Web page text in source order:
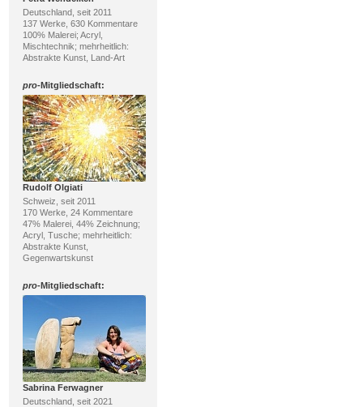
Deutschland, seit 2011
137 Werke, 630 Kommentare
100% Malerei; Acryl,
Mischtechnik; mehrheitlich:
Abstrakte Kunst, Land-Art
pro-Mitgliedschaft:
Rudolf Olgiati
Schweiz, seit 2011
170 Werke, 24 Kommentare
47% Malerei, 44% Zeichnung;
Acryl, Tusche; mehrheitlich:
Abstrakte Kunst,
Gegenwartskunst
pro-Mitgliedschaft:
Sabrina Ferwagner
Deutschland, seit 2021